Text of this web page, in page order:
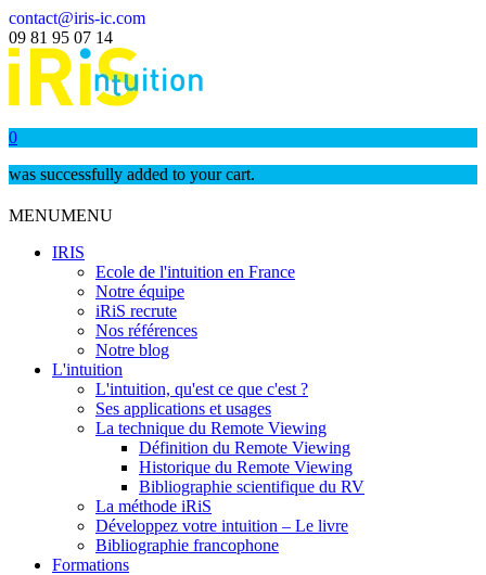
contact@iris-ic.com
09 81 95 07 14
0
was successfully added to your cart.
MENUMENU
IRIS
Ecole de l'intuition en France
Notre équipe
iRiS recrute
Nos références
Notre blog
L'intuition
L'intuition, qu'est ce que c'est ?
Ses applications et usages
La technique du Remote Viewing
Définition du Remote Viewing
Historique du Remote Viewing
Bibliographie scientifique du RV
La méthode iRiS
Développez votre intuition – Le livre
Bibliographie francophone
Formations